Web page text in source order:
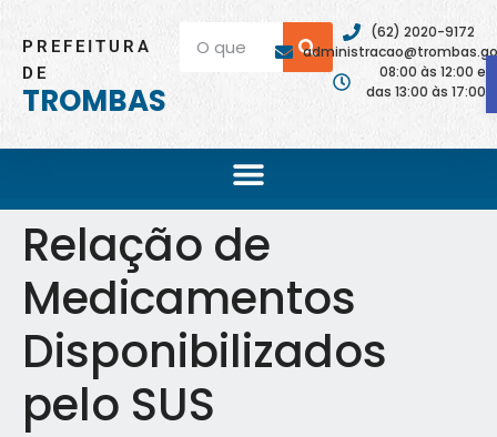
PREFEITURA
DE
TROMBAS
(62) 2020-9172
08:00 às 12:00 e
das 13:00 às 17:00
Relação de
Medicamentos
Disponibilizados
pelo SUS